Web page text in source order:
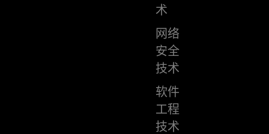
术
网络
安全
技术
软件
工程
技术